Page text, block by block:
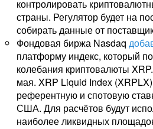
контролировать
страны. Регулятор будет на
собирать данные от
Фондовая биржа Nasdaq
платформу индекс, который
колебания криптовалюты
мая. XRP Liquid Index
референтную и спотовую
США. Для расчётов будут
наиболее ликвидных